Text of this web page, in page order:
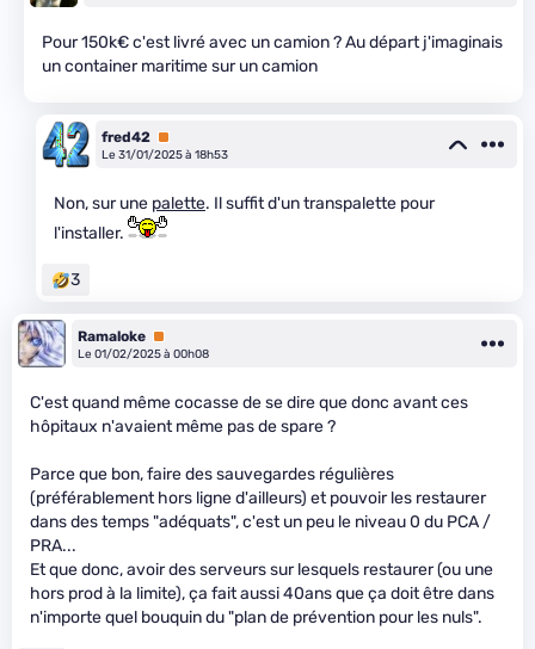
Pour 150k€ c'est livré avec un camion ? Au départ j'imaginais
un container maritime sur un camion
fred42 Premium
Le 31/01/2025 à 18h53
Non, sur une palette. Il suffit d'un transpalette pour
l'installer.
3
Ramaloke Premium
Le 01/02/2025 à 00h08
C'est quand même cocasse de se dire que donc avant ces
hôpitaux n'avaient même pas de spare ?
Parce que bon, faire des sauvegardes régulières
(préférablement hors ligne d'ailleurs) et pouvoir les restaurer
dans des temps "adéquats", c'est un peu le niveau 0 du PCA /
PRA...
Et que donc, avoir des serveurs sur lesquels restaurer (ou une
hors prod à la limite), ça fait aussi 40ans que ça doit être dans
n'importe quel bouquin du "plan de prévention pour les nuls".